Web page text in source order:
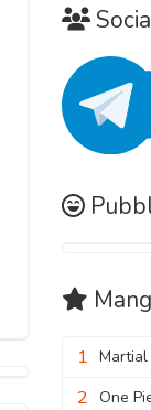
1 Martial
2 One